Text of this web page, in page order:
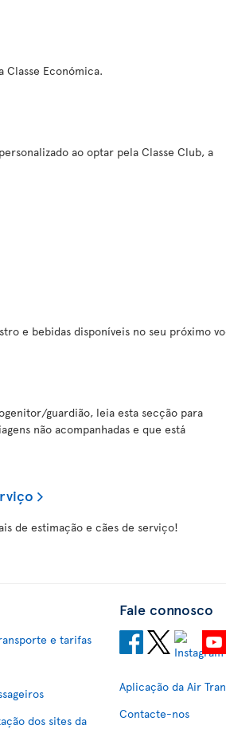
Classe Económica.
ao optar pela Classe Club, a
e bebidas disponíveis no seu próximo
guardião, leia esta secção para
não acompanhadas e que está
de estimação e cães de serviço!
e tarifas
dos sites da
Fale connosco
Aplicação da Air
Contacte-nos